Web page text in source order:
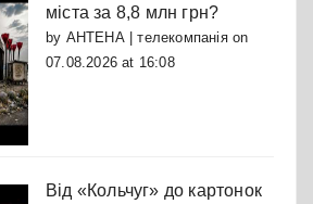
міста за 8,8 млн грн?
by АНТЕНА | телекомпаніяon
07.08.2026 at 16:08
Від «Кольчуг» до картонок